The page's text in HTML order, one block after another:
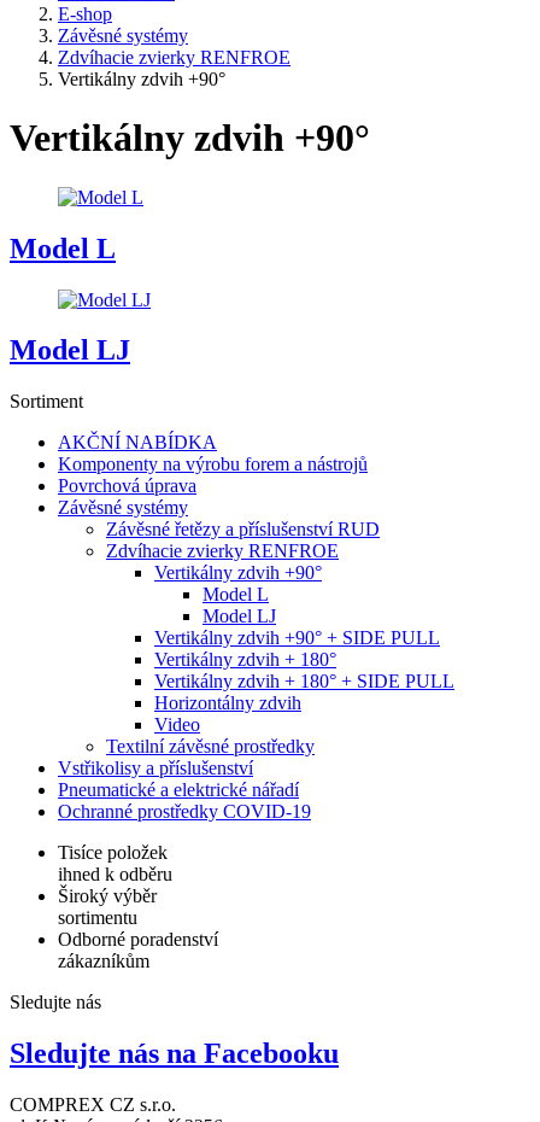
E-shop
Závěsné systémy
Zdvíhacie zvierky RENFROE
Vertikálny zdvih +90°
Vertikálny zdvih +90°
Model L
Model LJ
Sortiment
AKČNÍ NABÍDKA
Komponenty na výrobu forem a nástrojů
Povrchová úprava
Závěsné systémy
Závěsné řetězy a příslušenství RUD
Zdvíhacie zvierky RENFROE
Vertikálny zdvih +90°
Model L
Model LJ
Vertikálny zdvih +90° + SIDE PULL
Vertikálny zdvih + 180°
Vertikálny zdvih + 180° + SIDE PULL
Horizontálny zdvih
Video
Textilní závěsné prostředky
Vstřikolisy a příslušenství
Pneumatické a elektrické nářadí
Ochranné prostředky COVID-19
Tisíce položek
ihned k odběru
Široký výběr
sortimentu
Odborné poradenství
zákazníkům
Sledujte nás
Sledujte nás na Facebooku
COMPREX CZ s.r.o.